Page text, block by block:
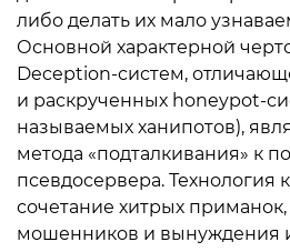
либо делать их мало
Основной характерной
Deception-систем,
и раскрученных honeypot-
называемых ханипотов),
метода «подталкивания» к
псевдосервера. Технология
сочетание хитрых
мошенников и вынуждения